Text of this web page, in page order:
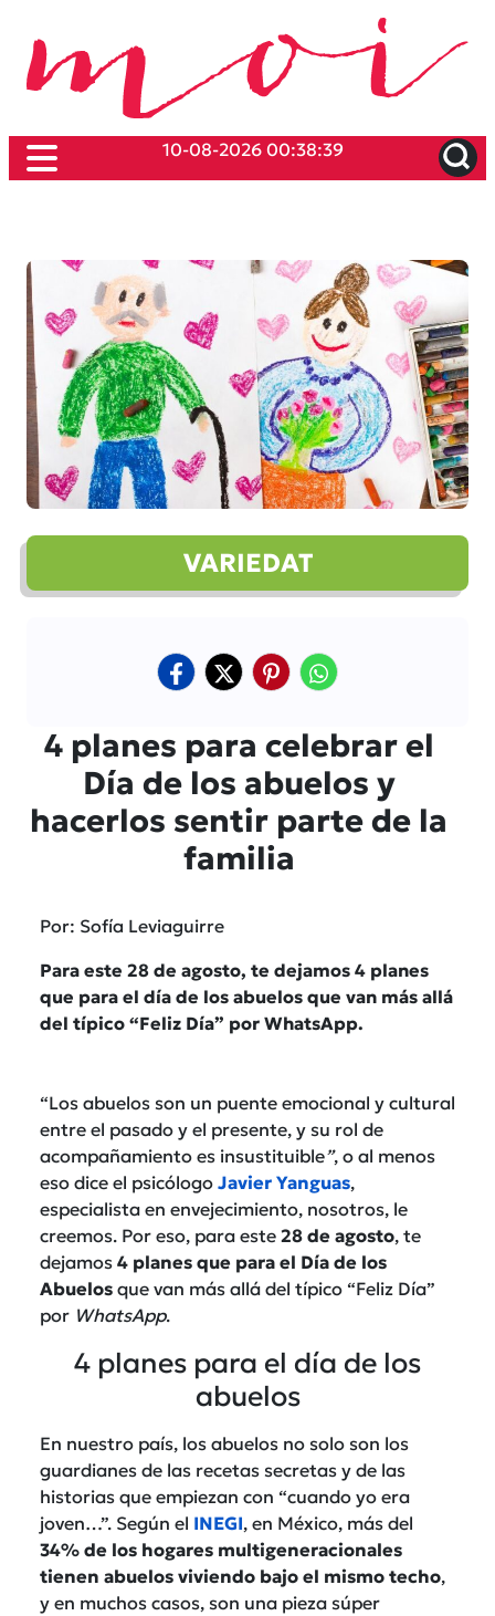
10-08-2026 00:38:39
VARIEDAT
4 planes para celebrar el
Día de los abuelos y
hacerlos sentir parte de la
familia
Por: Sofía Leviaguirre
Para este 28 de agosto, te dejamos 4 planes
que para el día de los abuelos que van más allá
del típico “Feliz Día” por WhatsApp.
“Los abuelos son un puente emocional y cultural
entre el pasado y el presente, y su rol de
acompañamiento es insustituible”, o al menos
eso dice el psicólogo Javier Yanguas,
especialista en envejecimiento, nosotros, le
creemos. Por eso, para este 28 de agosto, te
dejamos 4 planes que para el Día de los
Abuelos que van más allá del típico “Feliz Día”
por WhatsApp.
4 planes para el día de los
abuelos
En nuestro país, los abuelos no solo son los
guardianes de las recetas secretas y de las
historias que empiezan con “cuando yo era
joven…”. Según el INEGI, en México, más del
34% de los hogares multigeneracionales
tienen abuelos viviendo bajo el mismo techo,
y en muchos casos, son una pieza súper